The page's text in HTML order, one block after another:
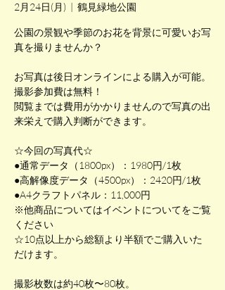
2月24日(月)
  |
鶴見緑地公園
公園の景観や季節のお花を背景に可愛いお写
真を撮りませんか？
お写真は後日オンラインによる購入が可能。
撮影参加費は無料！
閲覧までは費用がかかりませんので写真の出
来栄えで購入判断ができます。
☆今回の写真代☆
●通常データ（1800px）：1980円/1枚
●高解像度データ（4500px）：2420円/1枚
●A4クラフトパネル：11,000円
※他商品についてはイベントについてをご覧
ください
☆10点以上から総額より半額でご購入いた
だけます。
撮影枚数は約40枚〜80枚。